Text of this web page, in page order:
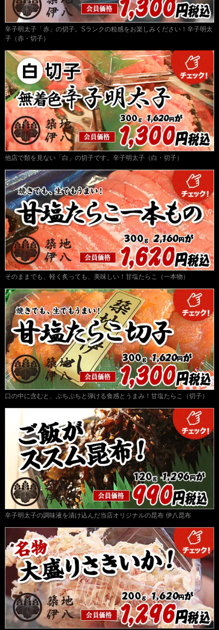
辛子明太子「赤」の切子。Sランクの粒感をお楽しみください！辛子明太
子（赤・切子）
他店で類を見ない「白」の切子です。辛子明太子（白・切子）
そのままでも、軽く炙っても、美味しい！甘塩たらこ（一本物）
口の中に含むと、ぷちぷちと弾ける食感とうまみ！甘塩たらこ（切子）
辛子明太子の調味液を漬け込んだ当店オリジナルの昆布 伊八昆布